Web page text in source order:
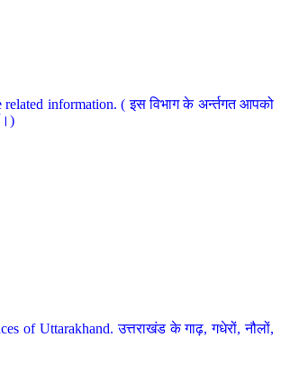
information. ( इस विभाग के अर्न्तगत आपको
of Uttarakhand. उत्तराखंड के गाढ़, गधेरों, नौलों,